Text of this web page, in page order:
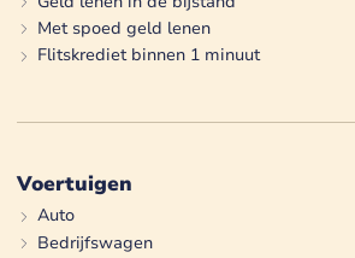
Met spoed geld lenen
Flitskrediet binnen 1 minuut
Voertuigen
Auto
Bedrijfswagen